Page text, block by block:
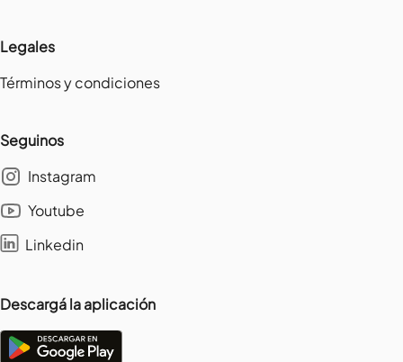
Legales
Términos y condiciones
Seguinos
Instagram
Youtube
Linkedin
Descargá la aplicación